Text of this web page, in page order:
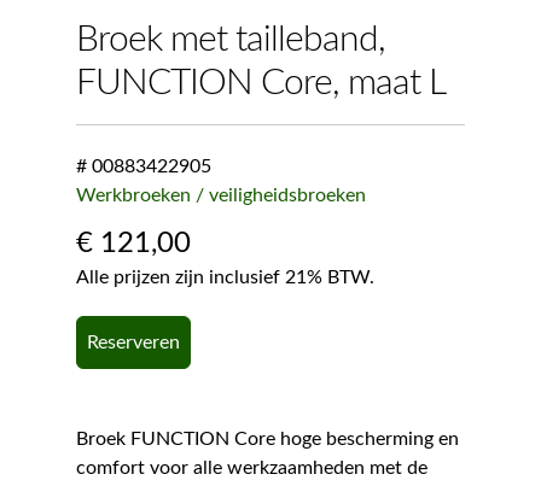
Broek met tailleband,
FUNCTION Core, maat L
# 00883422905
Werkbroeken / veiligheidsbroeken
€121,00
Alle prijzen zijn inclusief 21% BTW.
Reserveren
Broek FUNCTION Core hoge bescherming en
comfort voor alle werkzaamheden met de